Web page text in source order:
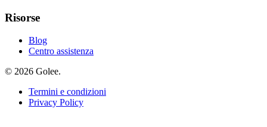
Risorse
Blog
Centro assistenza
© 2026 Golee.
Termini e condizioni
Privacy Policy